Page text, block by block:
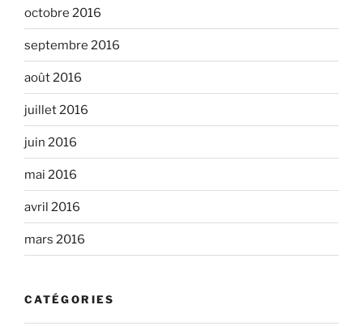
octobre 2016
septembre 2016
août 2016
juillet 2016
juin 2016
mai 2016
avril 2016
mars 2016
CATÉGORIES